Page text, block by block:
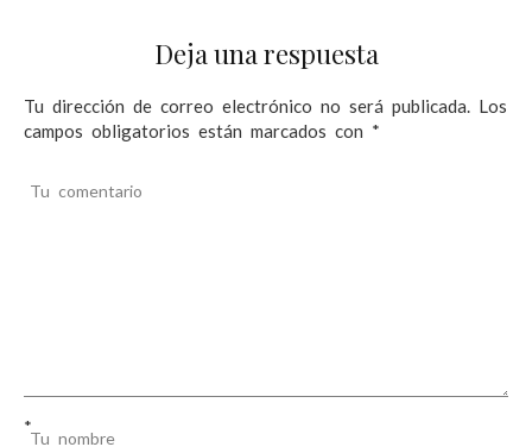
n
Deja una respuesta
Tu dirección de correo electrónico no será publicada.
Los
campos obligatorios están marcados con *
Tu comentario
Tu nombre
*